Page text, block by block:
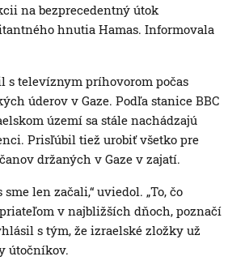
na bezprecedentný útok
hnutia Hamas. Informovala
s televíznym príhovorom počas
úderov v Gaze. Podľa stanice BBC
území sa stále nachádzajú
Prisľúbil tiež urobiť všetko pre
držaných v Gaze v zajatí.
len začali,“ uviedol. „To, čo
v najbližších dňoch, poznačí
s tým, že izraelské zložky už
útočníkov.